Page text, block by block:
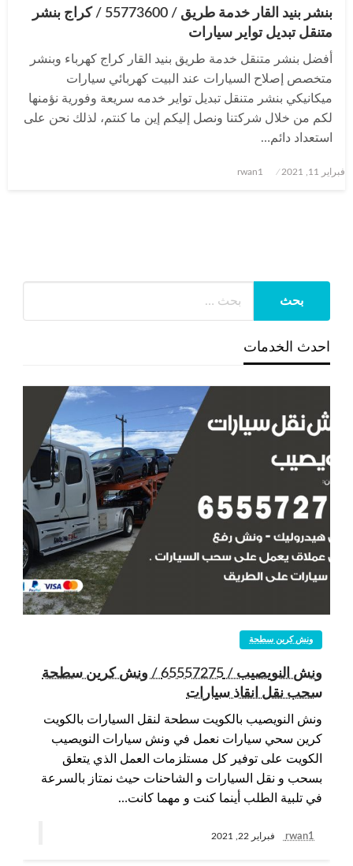
بنشر بنيد القار خدمة طريق / 55773600‬ / كراج بنشر
متنقل تبديل تواير سيارات
أفضل بنشر متنقل خدمة طريق بنيد القار كراج كهرباء وبنشر
متخصص إصلاح السيارات عند البيت كهربائي سيارات
ميكانيكي بنشر متنقل تبديل تواير خدمه سريعة وفورية نؤمنها
لكم من خلال شركتنا ونصل إليكم إين ما كنتم، لذلك نحن على
استعداد دائم…
نُشر
فبراير 11, 2021 rwan1
احدث الخدمات
ونش كرين سطحة
ونش النويصيب / 65557275 / ونش كرين سطحة
سحب نقل انقاذ سيارات
ونش النويصيب بالكويت سطحة لنقل السيارات بالكويت
كرين سحي سيارات نعمل في ونش سيارات النويصيب
الكويت على توفير كل مستلزمات العمل الذي يتعلق
بسحب و نقل السيارات و الشاحنات حيث نمتاز بالسرعة
في تلبية الطلب أينما كنت و مهما كانت…
rwan1 فبراير 22, 2021